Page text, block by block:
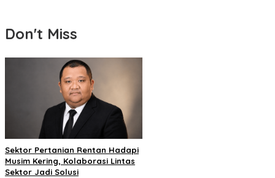
Don't Miss
Sektor Pertanian Rentan Hadapi
Musim Kering, Kolaborasi Lintas
Sektor Jadi Solusi